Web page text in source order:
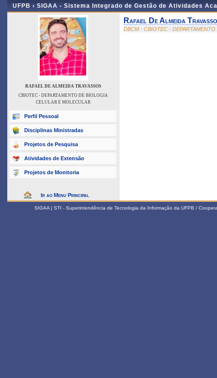
UFPB › SIGAA - Sistema Integrado de Gestão de Atividades
RAFAEL DE ALMEIDA TRAVASSOS
CBIOTEC - DEPARTAMENTO DE BIOLOGIA
CELULAR E MOLECULAR
Perfil Pessoal
Disciplinas Ministradas
Projetos de Pesquisa
Atividades de Extensão
Projetos de Monitoria
Ir ao Menu Principal
Rafael De Almeida
DBCM - CBIOTEC -
SIGAA | STI - Superintendência de Tecnologia da Informação da UFPB /